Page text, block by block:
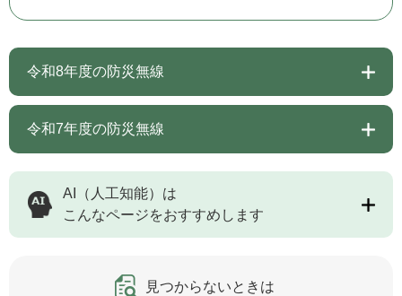
令和8年度の防災無線
令和7年度の防災無線
AI（人工知能）は
こんなページをおすすめします
見つからないときは